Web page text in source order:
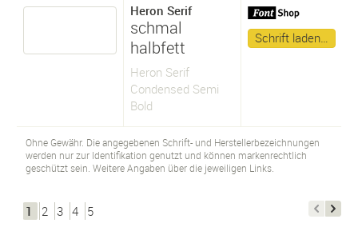
Heron Serif
schmal
halbfett
Heron Serif
Condensed Semi
Bold
Schrift laden…
Ohne Gewähr. Die angegebenen Schrift- und Herstellerbezeichnungen
werden nur zur Identifikation genutzt und können markenrechtlich
geschützt sein. Weitere Angaben über die jeweiligen Links.
1 2 3 4 5